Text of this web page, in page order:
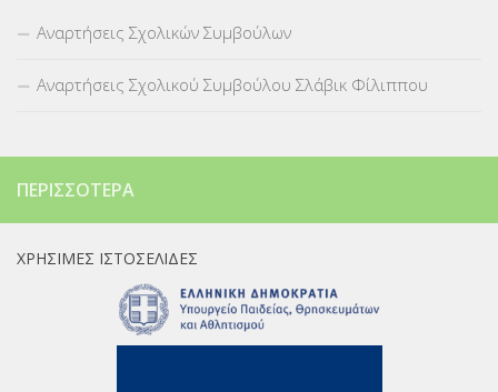
Αναρτήσεις Σχολικών Συμβούλων
Αναρτήσεις Σχολικού Συμβούλου Σλάβικ Φίλιππου
ΠΕΡΙΣΣΌΤΕΡΑ
ΧΡΉΣΙΜΕΣ ΙΣΤΟΣΕΛΊΔΕΣ